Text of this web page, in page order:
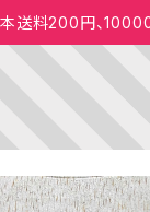
送料200円、